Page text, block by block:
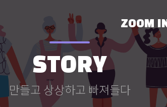
STORY
만들고 상상하고 빠져들다
ZOOM IN